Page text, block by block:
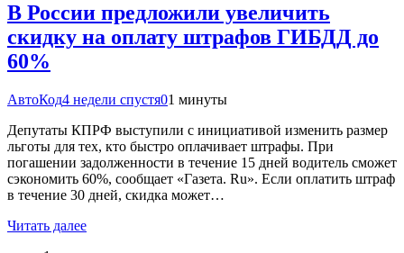
В России предложили увеличить
скидку на оплату штрафов ГИБДД до
60%
АвтоКод4 недели спустя01 минуты
Депутаты КПРФ выступили с инициативой изменить размер
льготы для тех, кто быстро оплачивает штрафы. При
погашении задолженности в течение 15 дней водитель сможет
сэкономить 60%, сообщает «Газета. Ru». Если оплатить штраф
в течение 30 дней, скидка может…
Читать далее